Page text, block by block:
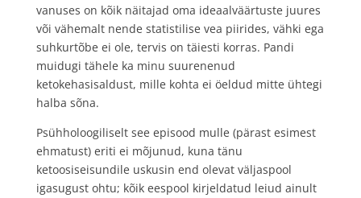
vanuses on kõik näitajad oma ideaalväärtuste juures
või vähemalt nende statistilise vea piirides, vähki ega
suhkurtõbe ei ole, tervis on täiesti korras. Pandi
muidugi tähele ka minu suurenenud
ketokehasisaldust, mille kohta ei öeldud mitte ühtegi
halba sõna.
Psühholoogiliselt see episood mulle (pärast esimest
ehmatust) eriti ei mõjunud, kuna tänu
ketoosiseisundile uskusin end olevat väljaspool
igasugust ohtu; kõik eespool kirjeldatud leiud ainult